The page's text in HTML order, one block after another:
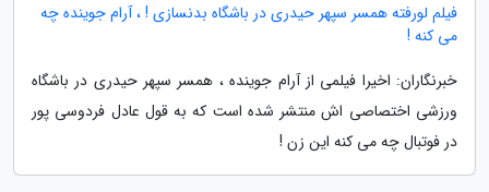
فیلم لورفته همسر سپهر حیدری در باشگاه بدنسازی ! ، آرام جوینده چه
می کنه !
خبرنگاران: اخیرا فیلمی از آرام جوینده ، همسر سپهر حیدری در باشگاه
ورزشی اختصاصی اش منتشر شده است که به قول عادل فردوسی پور
در فوتبال چه می کنه این زن !